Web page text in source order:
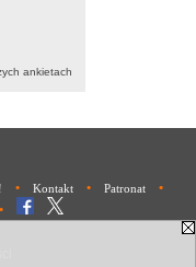
ankietach
• Kontakt • Patronat •
•